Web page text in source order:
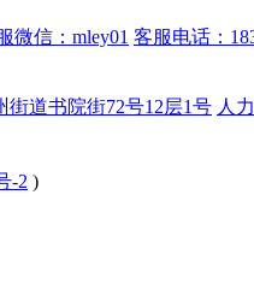
微信：mley01 客服电话：
道书院街72号12层1号 人
-2 )